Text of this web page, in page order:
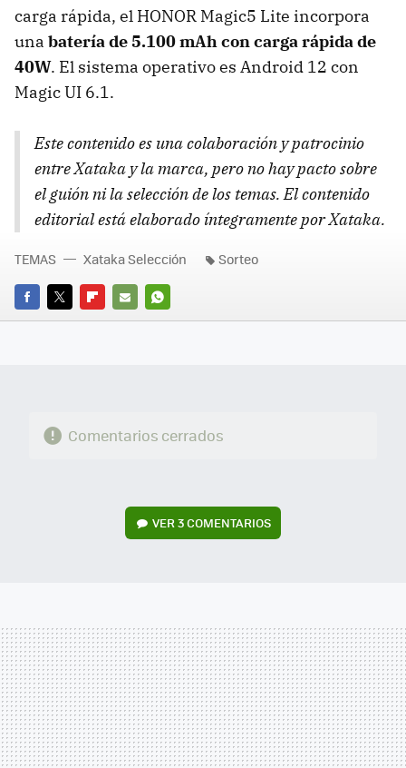
carga rápida, el HONOR Magic5 Lite incorpora
una batería de 5.100 mAh con carga rápida de
40W. El sistema operativo es Android 12 con
Magic UI 6.1.
Este contenido es una colaboración y patrocinio
entre Xataka y la marca, pero no hay pacto sobre
el guión ni la selección de los temas. El contenido
editorial está elaborado íntegramente por Xataka.
FACEBOOK
TWITTERFLIPBOARD
E-
WHATSAPP
TEMAS Xataka Selección Sorteo
Comentarios cerrados
VER3 COMENTARIOS